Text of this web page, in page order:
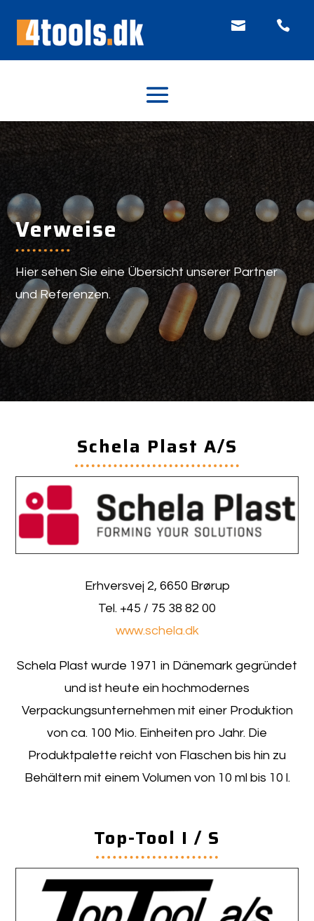


Verweise
Hier sehen Sie eine Übersicht unserer Partner
und Referenzen.
Schela Plast A/S
Erhversvej 2, 6650 Brørup
Tel. +45 / 75 38 82 00
www.schela.dk
Schela Plast wurde 1971 in Dänemark gegründet
und ist heute ein hochmodernes
Verpackungsunternehmen mit einer Produktion
von ca. 100 Mio. Einheiten pro Jahr. Die
Produktpalette reicht von Flaschen bis hin zu
Behältern mit einem Volumen von 10 ml bis 10 l.
Top-Tool I / S